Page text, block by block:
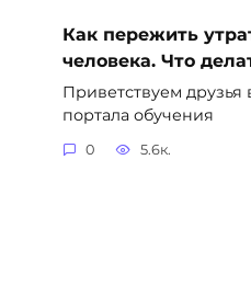
Как пережить
человека. Что
Приветствуем друзья
портала обучения
0 5.6к.